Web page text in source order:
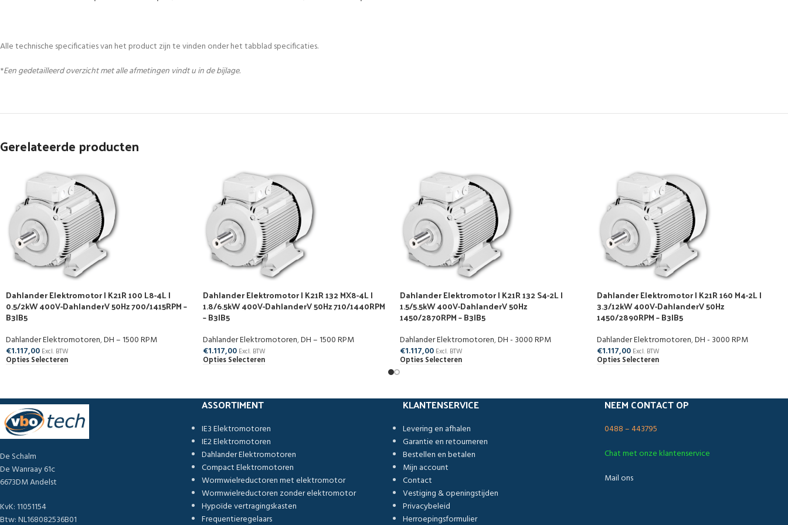
Alle technische specificaties van het product zijn te vinden onder het tabblad specificaties.
*Een gedetailleerd overzicht met alle afmetingen vindt u in de bijlage.
Gerelateerde producten
Dahlander Elektromotor | K21R 100 L8-4L |
0.5/2kW 400V-DahlanderV 50Hz 700/1415RPM –
B3|B5
Dahlander Elektromotoren,DH – 1500 RPM
€1.117,00 Excl. BTW
Opties Selecteren
Dahlander Elektromotor | K21R 132 MX8-4L |
1.8/6.5kW 400V-DahlanderV 50Hz 710/1440RPM
– B3|B5
Dahlander Elektromotoren,DH – 1500 RPM
€1.117,00 Excl. BTW
Opties Selecteren
Dahlander Elektromotor | K21R 132 S4-2L |
1.5/5.5kW 400V-DahlanderV 50Hz
1450/2870RPM – B3|B5
Dahlander Elektromotoren,DH - 3000 RPM
€1.117,00 Excl. BTW
Opties Selecteren
Dahlander Elektromotor | K21R 160 M4-2L |
3.3/12kW 400V-DahlanderV 50Hz
1450/2890RPM – B3|B5
Dahlander Elektromotoren,DH - 3000 RPM
€1.117,00 Excl. BTW
Opties Selecteren
De Schalm
De Wanraay 61c
6673DM Andelst
KvK: 11051154
Btw: NL168082536B01
ASSORTIMENT
IE3 Elektromotoren
IE2 Elektromotoren
Dahlander Elektromotoren
Compact Elektromotoren
Wormwielreductoren met elektromotor
Wormwielreductoren zonder elektromotor
Hypoïde vertragingskasten
Frequentieregelaars
KLANTENSERVICE
Levering en afhalen
Garantie en retourneren
Bestellen en betalen
Mijn account
Contact
Vestiging & openingstijden
Privacybeleid
Herroepingsformulier
NEEM CONTACT OP
0488 – 443795
Chat met onze klantenservice
Mail ons